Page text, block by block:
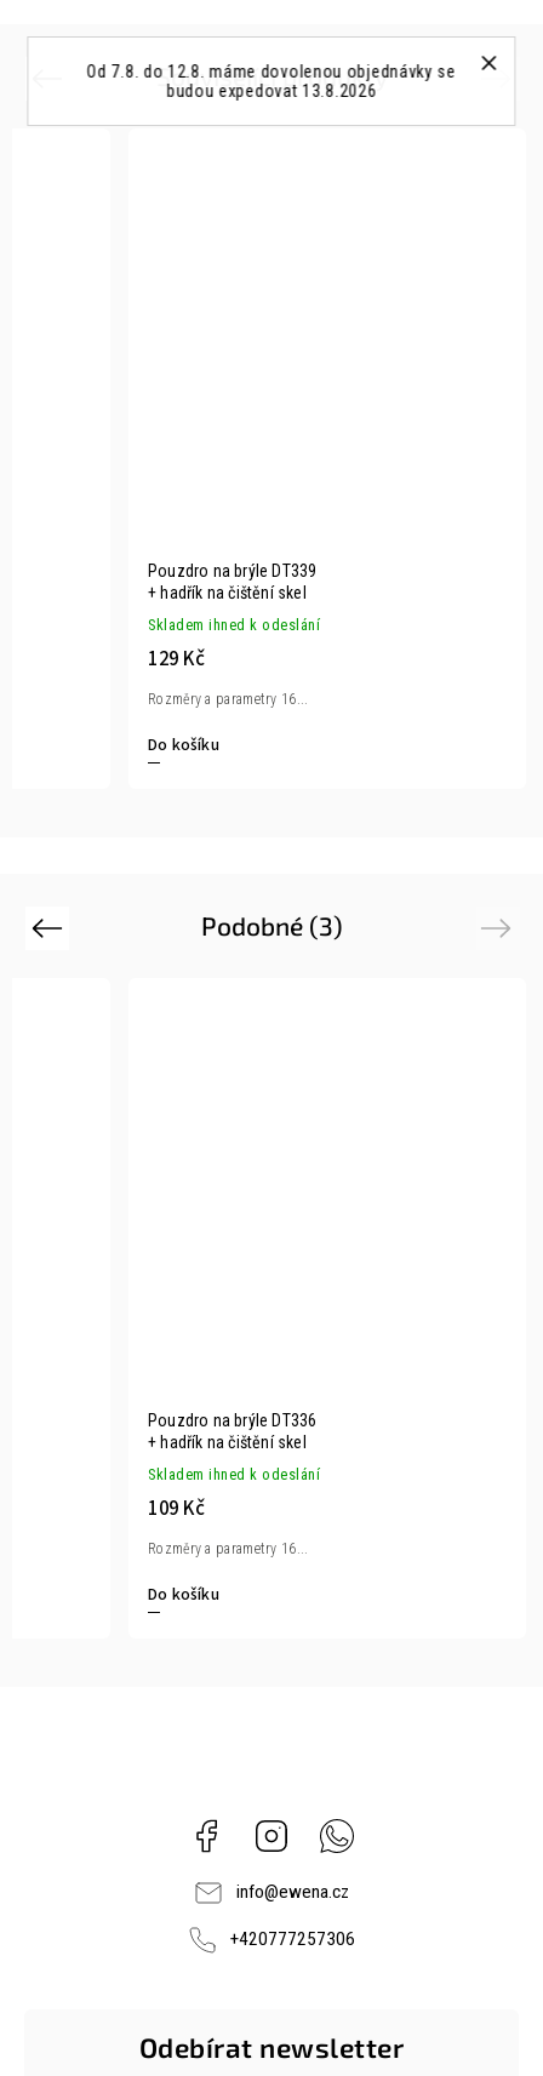
Od 7.8. do 12.8. máme dovolenou objednávky se
budou expedovat 13.8.2026
Související produkty
Previous
Pouzdro na brýle DT339
+ hadřík na čištění skel
Skladem ihned k odeslání
129 Kč
Do košíku
Rozměry a parametry 16...
Podobné (3)
Previous
Pouzdro na brýle DT336
+ hadřík na čištění skel
Skladem ihned k odeslání
109 Kč
Do košíku
Rozměry a parametry 16...
Next
Facebook Instagram
info@ewena.cz
+420777257306
Odebírat newsletter